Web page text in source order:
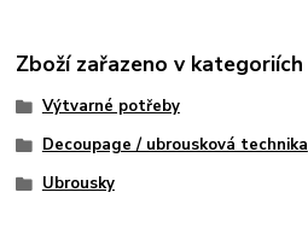
Zboží zařazeno v kategoriích
Výtvarné potřeby
Decoupage / ubrousková technika
Ubrousky